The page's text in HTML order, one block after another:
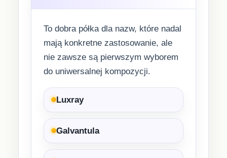
To dobra półka dla nazw, które nadal
mają konkretne zastosowanie, ale
nie zawsze są pierwszym wyborem
do uniwersalnej kompozycji.
Luxray
Galvantula